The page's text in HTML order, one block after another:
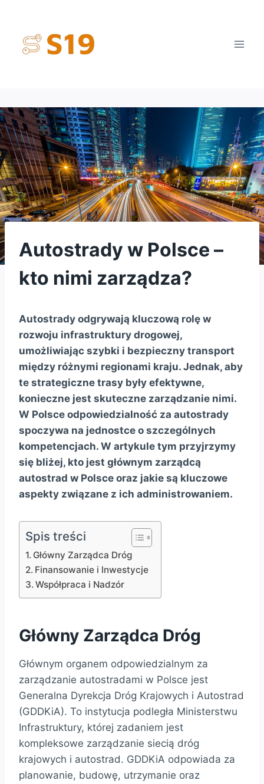
treści
Autostrady w Polsce –
kto nimi zarządza?
Autostrady odgrywają kluczową rolę w
rozwoju infrastruktury drogowej,
umożliwiając szybki i bezpieczny transport
między różnymi regionami kraju. Jednak, aby
te strategiczne trasy były efektywne,
konieczne jest skuteczne zarządzanie nimi.
W Polsce odpowiedzialność za autostrady
spoczywa na jednostce o szczególnych
kompetencjach. W artykule tym przyjrzymy
się bliżej, kto jest głównym zarządcą
autostrad w Polsce oraz jakie są kluczowe
aspekty związane z ich administrowaniem.
Spis treści
Główny Zarządca Dróg
Finansowanie i Inwestycje
Współpraca i Nadzór
Główny Zarządca Dróg
Głównym organem odpowiedzialnym za
zarządzanie autostradami w Polsce jest
Generalna Dyrekcja Dróg Krajowych i Autostrad
(GDDKiA). To instytucja podległa Ministerstwu
Infrastruktury, której zadaniem jest
kompleksowe zarządzanie siecią dróg
krajowych i autostrad. GDDKiA odpowiada za
planowanie, budowę, utrzymanie oraz